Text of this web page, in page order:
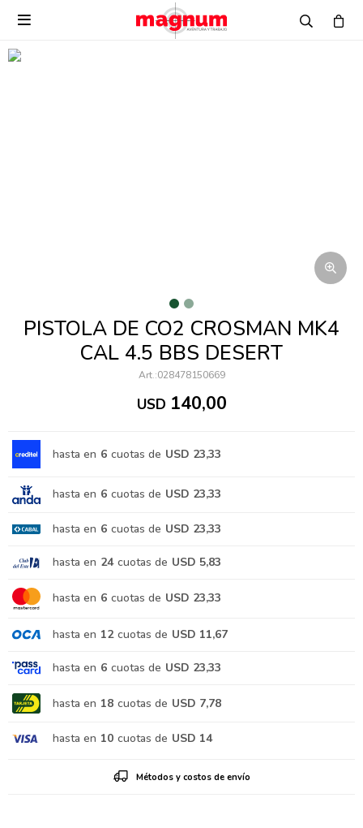

PISTOLA DE CO2 CROSMAN MK4
CAL 4.5 BBS DESERT
028478150669
USD 140,00
hasta en 6 cuotas de USD 23,33
hasta en 6 cuotas de USD 23,33
hasta en 6 cuotas de USD 23,33
hasta en 24 cuotas de USD 5,83
hasta en 6 cuotas de USD 23,33
hasta en 12 cuotas de USD 11,67
hasta en 6 cuotas de USD 23,33
hasta en 18 cuotas de USD 7,78
hasta en 10 cuotas de USD 14
Métodos y costos de envío